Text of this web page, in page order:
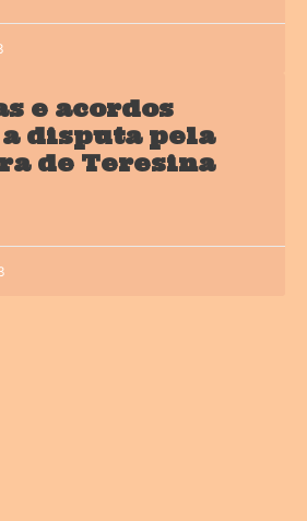
e acordos
disputa pela
de Teresina